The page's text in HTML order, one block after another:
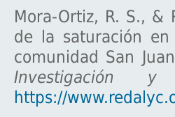
Mora-Ortiz, R. S., &
de la saturación
comunidad San
Investigación
https://